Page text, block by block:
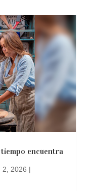
encuentra
2, 2026 |